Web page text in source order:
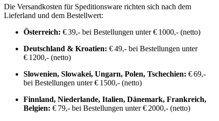
Die Versandkosten für Speditionsware richten sich nach dem
Lieferland und dem Bestellwert:
Österreich: € 39,- bei Bestellungen unter € 1000,- (netto)
Deutschland & Kroatien: € 49,- bei Bestellungen unter
€ 1200,- (netto)
Slowenien, Slowakei, Ungarn, Polen, Tschechien: € 69,-
bei Bestellungen unter € 1500,- (netto)
Finnland, Niederlande, Italien, Dänemark, Frankreich,
Belgien: € 79,- bei Bestellungen unter € 2000,- (netto)